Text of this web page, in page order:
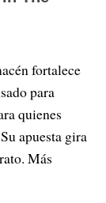
fortalece
para
quienes
apuesta gira
Más